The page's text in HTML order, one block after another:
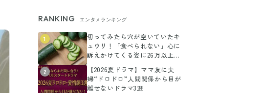
RANKING エンタメランキング
1
切ってみたら穴が空いていたキ
ュウリ！「食べられない」心に
訴えかけてくる姿に26万以上の
2
【2026夏ドラマ】ママ友に夫
婦“ドロドロ”人間関係から目が
離せないドラマ3選